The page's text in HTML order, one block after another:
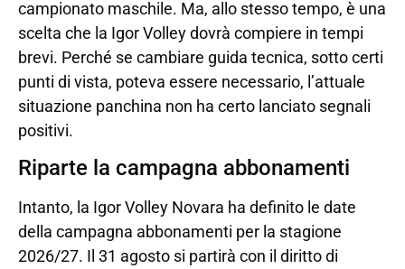
campionato maschile. Ma, allo stesso tempo, è una
scelta che la Igor Volley dovrà compiere in tempi
brevi. Perché se cambiare guida tecnica, sotto certi
punti di vista, poteva essere necessario, l’attuale
situazione panchina non ha certo lanciato segnali
positivi.
Riparte la campagna abbonamenti
Intanto, la Igor Volley Novara ha definito le date
della campagna abbonamenti per la stagione
2026/27. Il 31 agosto si partirà con il diritto di